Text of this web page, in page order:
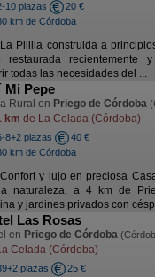
10 plazas
20 €
km de Córdoba
La Pililla construida a
restaurada recientemente
todas las necesidades del ...
Mi Pepe
Rural en Priego de Córdoba
km de La Celada (Córdoba)
8+2 plazas
40 €
km de Córdoba
Confort y lujo en preciosa
naturaleza, a 4 km de
y jardines privados con
Las Rosas
en Priego de Córdoba
Celada (Córdoba)
plazas
25 €